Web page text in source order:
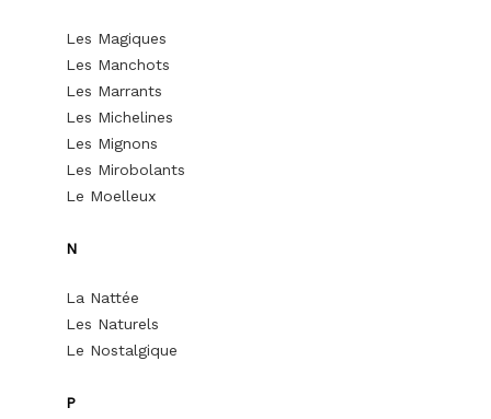
Les Magiques
Les Manchots
Les Marrants
Les Michelines
Les Mignons
Les Mirobolants
Le Moelleux
N
La Nattée
Les Naturels
Le Nostalgique
P